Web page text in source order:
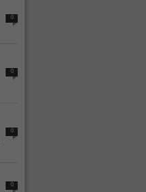
0
0
0
0